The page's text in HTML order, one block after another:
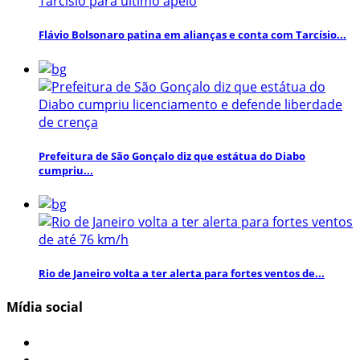
Flávio Bolsonaro patina em alianças e conta com Tarcísio...
Prefeitura de São Gonçalo diz que estátua do Diabo
cumpriu...
Rio de Janeiro volta a ter alerta para fortes ventos de...
Mídia social